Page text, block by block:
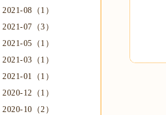
2021-08（1）
2021-07（3）
2021-05（1）
2021-03（1）
2021-01（1）
2020-12（1）
2020-10（2）